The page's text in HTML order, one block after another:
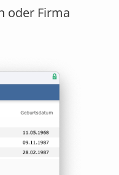
oder Firma